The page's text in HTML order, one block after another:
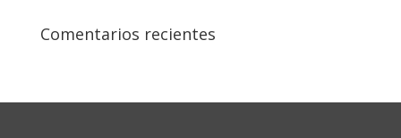
Comentarios recientes